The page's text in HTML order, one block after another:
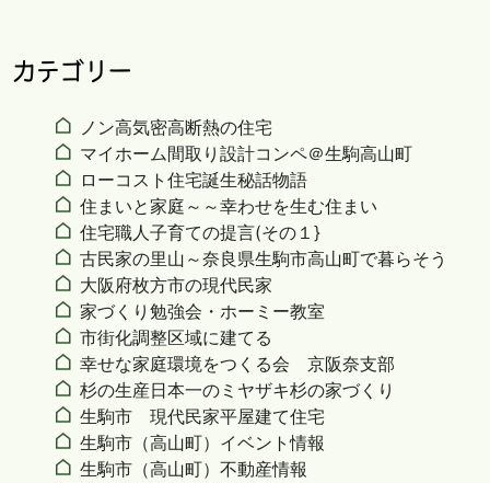
カテゴリー
ノン高気密高断熱の住宅
マイホーム間取り設計コンペ＠生駒高山町
ローコスト住宅誕生秘話物語
住まいと家庭～～幸わせを生む住まい
住宅職人子育ての提言(その１}
古民家の里山～奈良県生駒市高山町で暮らそう
大阪府枚方市の現代民家
家づくり勉強会・ホーミー教室
市街化調整区域に建てる
幸せな家庭環境をつくる会 京阪奈支部
杉の生産日本一のミヤザキ杉の家づくり
生駒市 現代民家平屋建て住宅
生駒市（高山町）イベント情報
生駒市（高山町）不動産情報